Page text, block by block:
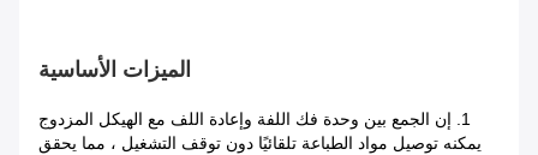
الميزات الأساسية
1. إن الجمع بين وحدة فك اللفة وإعادة اللف مع الهيكل المزدوج
يمكنه توصيل مواد الطباعة تلقائيًا دون توقف التشغيل ، مما يحقق